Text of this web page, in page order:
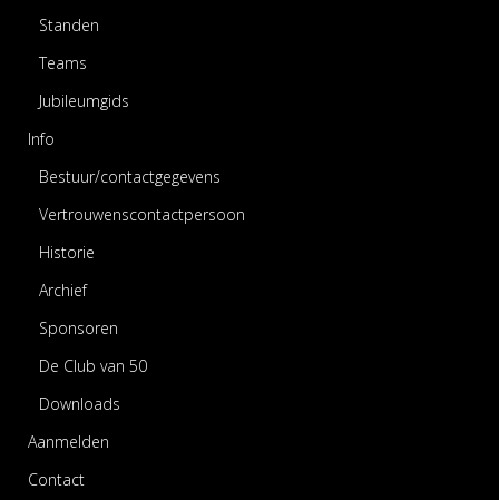
Standen
Teams
Jubileumgids
Info
Bestuur/contactgegevens
Vertrouwenscontactpersoon
Historie
Archief
Sponsoren
De Club van 50
Downloads
Aanmelden
Contact